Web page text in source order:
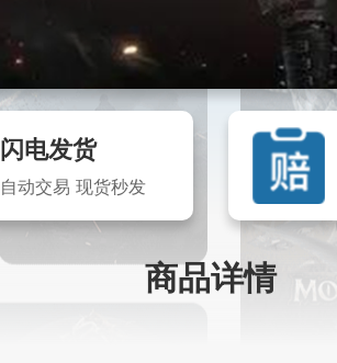
闪电发货
自动交易 现货秒发
商品详情